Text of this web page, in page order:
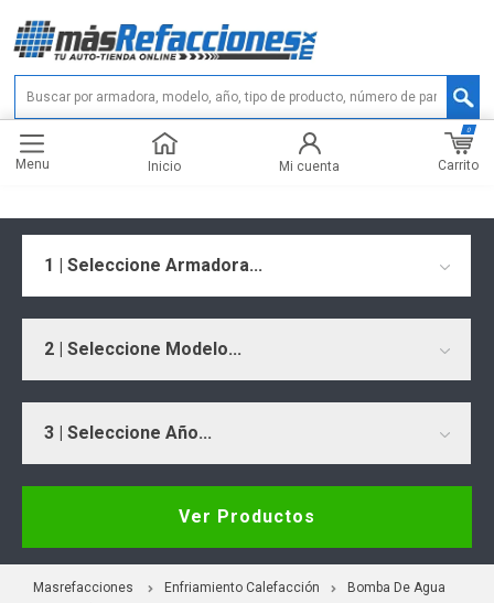
Menu Inicio Mi cuenta Carrito
0
1 | Seleccione Armadora...
2 | Seleccione Modelo...
3 | Seleccione Año...
Ver Productos
Masrefacciones Enfriamiento Calefacción
Bomba De Agua